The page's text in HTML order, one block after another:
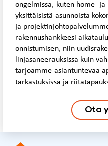
ongelmissa, kuten home- ja
yksittäisistä asunnoista
ja
rakennushankkeesi
onnistumisen, niin
linjasaneerauksissa kuin
tarjoamme asiantuntevaa
tarkastuksissa ja
Ota